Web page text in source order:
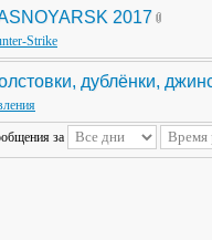
2017
Strike
дублёнки,
за